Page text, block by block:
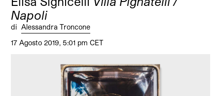
Napoli
di Alessandra Troncone
17 Agosto 2019, 5:01 pm CET